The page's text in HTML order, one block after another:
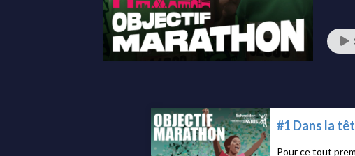
#1 Dans la
Pour ce tout